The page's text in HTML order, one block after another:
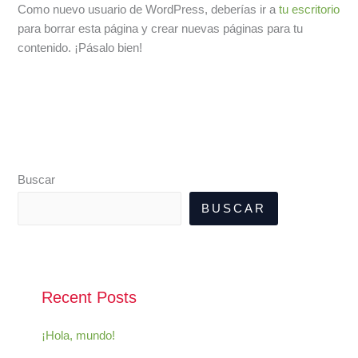
Como nuevo usuario de WordPress, deberías ir atu escritorio
para borrar esta página y crear nuevas páginas para tu
contenido. ¡Pásalo bien!
Buscar
BUSCAR
Recent Posts
¡Hola, mundo!